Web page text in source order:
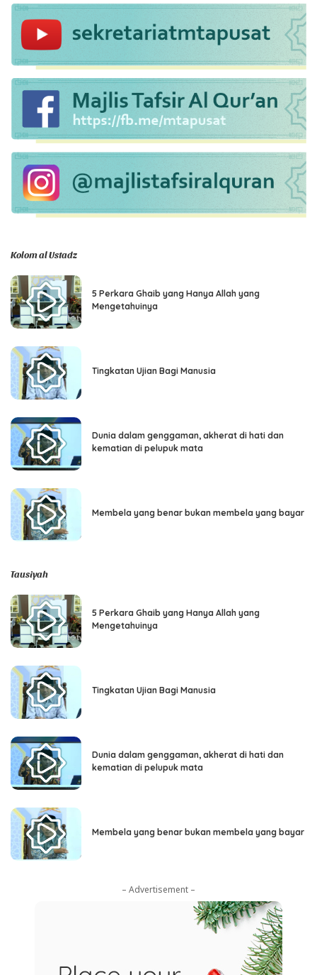
Kolom al Ustadz
5 Perkara Ghaib yang Hanya Allah yang
Mengetahuinya
Tingkatan Ujian Bagi Manusia
Dunia dalam genggaman, akherat di hati dan
kematian di pelupuk mata
Membela yang benar bukan membela yang bayar
Tausiyah
5 Perkara Ghaib yang Hanya Allah yang
Mengetahuinya
Tingkatan Ujian Bagi Manusia
Dunia dalam genggaman, akherat di hati dan
kematian di pelupuk mata
Membela yang benar bukan membela yang bayar
– Advertisement –